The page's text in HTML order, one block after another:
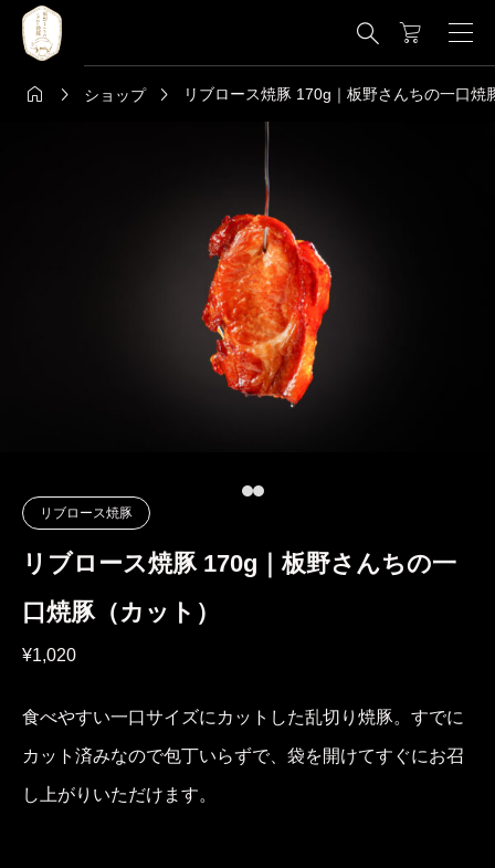

  ショップ  リブロース焼豚 170g｜板野さんちの一口焼
リブロース焼豚
リブロース焼豚 170g｜板野さんちの一
口焼豚（カット）
¥1,020
食べやすい一口サイズにカットした乱切り焼豚。すでに
カット済みなので包丁いらずで、袋を開けてすぐにお召
し上がりいただけます。